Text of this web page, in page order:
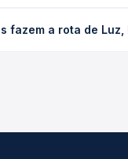
Quero Passagem
fazem a rota de